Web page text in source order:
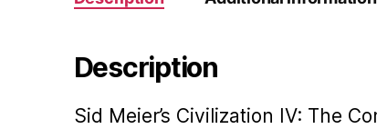
Description
Sid Meier’s Civilization IV: The